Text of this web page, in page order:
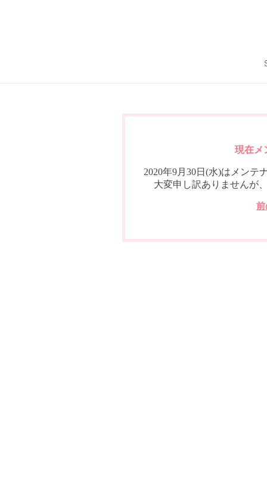
現在メ
2020年9月30日(水)はメンテ
大変申し訳ありませんが
前